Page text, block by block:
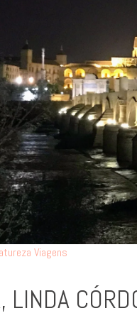
Viagens
LINDA